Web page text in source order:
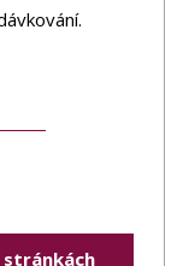
stránkách